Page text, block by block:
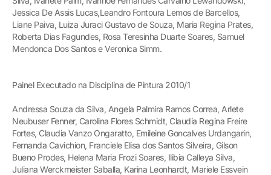
Jessica De Assis Lucas,Leandro Fontoura Lemos de Barcellos,
Liane Paiva, Luiza Juraci Gustavo de Souza, Maria Regina Prates,
Roberta Dias Fagundes, Rosa Teresinha Duarte Soares, Samuel
Mendonca Dos Santos e Veronica Simm.
Painel Executado na Disciplina de Pintura 2010/1
Andressa Souza da Silva, Angela Palmira Ramos Correa, Arlete
Neubuser Fenner, Carolina Flores Schmidt, Claudia Regina Freire
Fortes, Claudia Vanzo Ongaratto, Emileine Goncalves Urdangarin,
Fernanda Cavichion, Franciele Elisa dos Santos Silveira, Gilson
Bueno Prodes, Helena Maria Frozi Soares, Ilibia Calleya Silva,
Juliana Werckmeister Saballa, Karina Leonhardt, Mariele Essvein